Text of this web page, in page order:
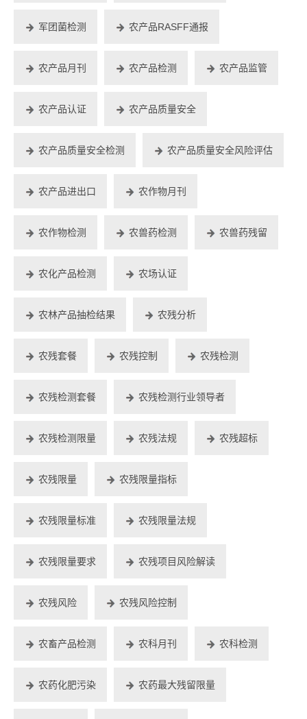
军团菌检测 农产品RASFF通报
农产品月刊 农产品检测 农产品监管
农产品认证 农产品质量安全
农产品质量安全检测 农产品质量安全风险评估
农产品进出口 农作物月刊
农作物检测 农兽药检测 农兽药残留
农化产品检测 农场认证
农林产品抽检结果 农残分析
农残套餐 农残控制 农残检测
农残检测套餐 农残检测行业领导者
农残检测限量 农残法规 农残超标
农残限量 农残限量指标
农残限量标准 农残限量法规
农残限量要求 农残项目风险解读
农残风险 农残风险控制
农畜产品检测 农科月刊 农科检测
农药化肥污染 农药最大残留限量